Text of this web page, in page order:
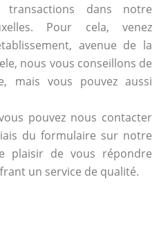
transactions dans notre
Pour cela, venez
avenue de la
nous vous conseillons de
mais vous pouvez aussi
pouvez nous contacter
du formulaire sur notre
plaisir de vous répondre
un service de qualité.